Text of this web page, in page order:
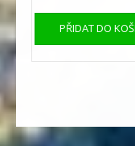
PŘIDAT DO